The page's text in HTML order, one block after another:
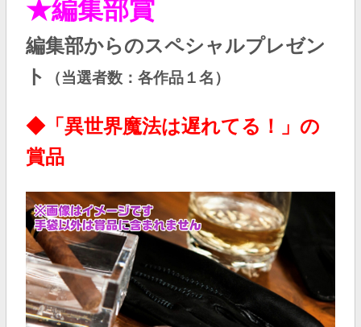
★編集部賞
編集部からのスペシャルプレゼン
ト
（当選者数：各作品１名）
◆「異世界魔法は遅れてる！」の
賞品